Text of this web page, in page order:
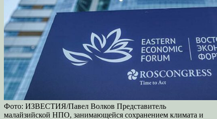
Фото: ИЗВЕСТИЯ/Павел Волков Представитель
малайзийской НПО, занимающейся сохранением климата и